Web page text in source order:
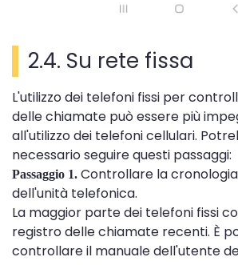
2.4. Su rete fissa
L'utilizzo dei telefoni fissi per
delle chiamate può essere più
all'utilizzo dei telefoni cellulari.
necessario seguire questi passaggi:
Passaggio 1. Controllare la
dell'unità telefonica.
La maggior parte dei telefoni fissi
registro delle chiamate recenti. È
controllare il manuale dell'utente